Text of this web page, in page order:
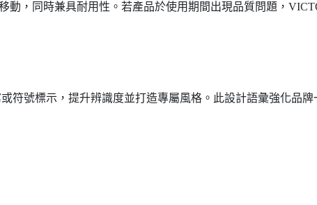
，同時兼具耐用性。若產品於使用期間出現品質問題，
符號標示，提升辨識度並打造專屬風格。此設計語彙強化品